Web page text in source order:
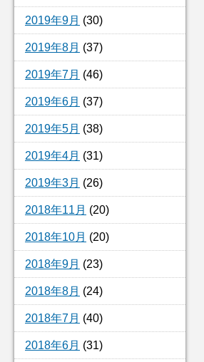
2019年9月 (30)
2019年8月 (37)
2019年7月 (46)
2019年6月 (37)
2019年5月 (38)
2019年4月 (31)
2019年3月 (26)
2018年11月 (20)
2018年10月 (20)
2018年9月 (23)
2018年8月 (24)
2018年7月 (40)
2018年6月 (31)